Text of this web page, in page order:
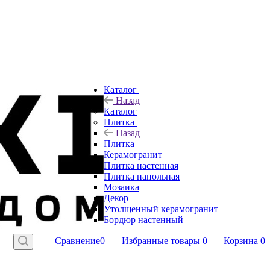
Сравнение0 Избранные товары 0 Корзина 0
Каталог
Назад
Каталог
Плитка
Назад
Плитка
Керамогранит
Плитка настенная
Плитка напольная
Мозаика
Декор
Утолщенный керамогранит
Бордюр настенный